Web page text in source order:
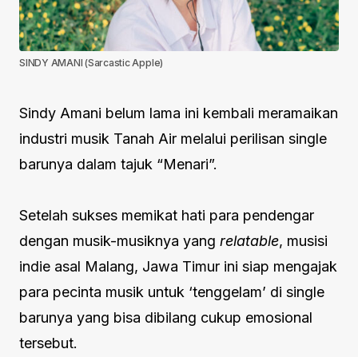
SINDY AMANI (Sarcastic Apple)
Sindy Amani belum lama ini kembali meramaikan
industri musik Tanah Air melalui perilisan single
barunya dalam tajuk “Menari”.
Setelah sukses memikat hati para pendengar
dengan musik-musiknya yang relatable, musisi
indie asal Malang, Jawa Timur ini siap mengajak
para pecinta musik untuk ‘tenggelam’ di single
barunya yang bisa dibilang cukup emosional
tersebut.